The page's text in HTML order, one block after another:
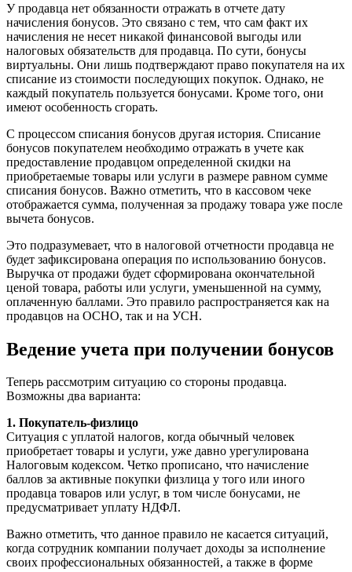
У продавца нет обязанности отражать в отчете дату
начисления бонусов. Это связано с тем, что сам факт их
начисления не несет никакой финансовой выгоды или
налоговых обязательств для продавца. По сути, бонусы
виртуальны. Они лишь подтверждают право покупателя на их
списание из стоимости последующих покупок. Однако, не
каждый покупатель пользуется бонусами. Кроме того, они
имеют особенность сгорать.
С процессом списания бонусов другая история. Списание
бонусов покупателем необходимо отражать в учете как
предоставление продавцом определенной скидки на
приобретаемые товары или услуги в размере равном сумме
списания бонусов. Важно отметить, что в кассовом чеке
отображается сумма, полученная за продажу товара уже после
вычета бонусов.
Это подразумевает, что в налоговой отчетности продавца не
будет зафиксирована операция по использованию бонусов.
Выручка от продажи будет сформирована окончательной
ценой товара, работы или услуги, уменьшенной на сумму,
оплаченную баллами. Это правило распространяется как на
продавцов на ОСНО, так и на УСН.
Ведение учета при получении бонусов
Теперь рассмотрим ситуацию со стороны продавца.
Возможны два варианта:
1. Покупатель-физлицо
Ситуация с уплатой налогов, когда обычный человек
приобретает товары и услуги, уже давно урегулирована
Налоговым кодексом. Четко прописано, что начисление
баллов за активные покупки физлица у того или иного
продавца товаров или услуг, в том числе бонусами, не
предусматривает уплату НДФЛ.
Важно отметить, что данное правило не касается ситуаций,
когда сотрудник компании получает доходы за исполнение
своих профессиональных обязанностей, а также в форме